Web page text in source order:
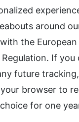
込 DXLIVE求人.comへ
式サイト
のチャットレディ求人情
around
the European
If you
future
browser to
choice for one